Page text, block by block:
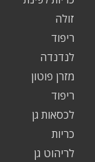
זולה
ריפוד
לנדנדה
מזרן פוטון
ריפוד
לכסאות גן
כריות
לריהוט גן